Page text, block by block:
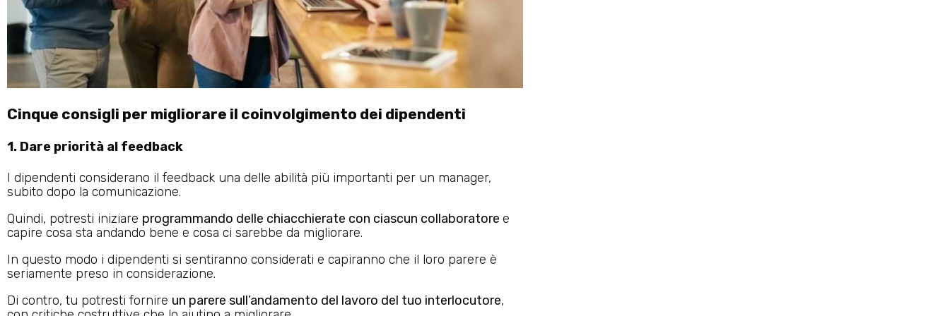
Cinque consigli per migliorare il coinvolgimento dei dipendenti
1. Dare priorità al feedback
I dipendenti considerano il feedback una delle abilità più importanti per un manager,
subito dopo la comunicazione.
Quindi, potresti iniziare programmando delle chiacchierate con ciascun collaboratore e
capire cosa sta andando bene e cosa ci sarebbe da migliorare.
In questo modo i dipendenti si sentiranno considerati e capiranno che il loro parere è
seriamente preso in considerazione.
Di contro, tu potresti fornire un parere sull’andamento del lavoro del tuo interlocutore,